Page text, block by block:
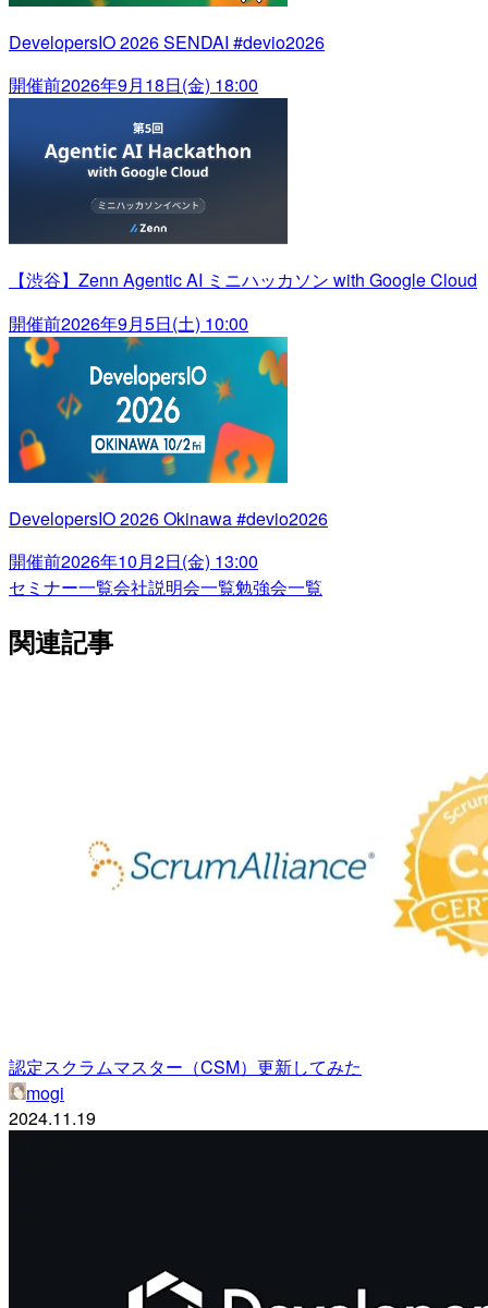
DevelopersIO 2026 SENDAI #devio2026
開催前2026年9月18日(金) 18:00
【渋谷】Zenn Agentic AI ミニハッカソン with Google Cloud
開催前2026年9月5日(土) 10:00
DevelopersIO 2026 Okinawa #devio2026
開催前2026年10月2日(金) 13:00
セミナー一覧会社説明会一覧勉強会一覧
関連記事
認定スクラムマスター（CSM）更新してみた
mogi
2024.11.19